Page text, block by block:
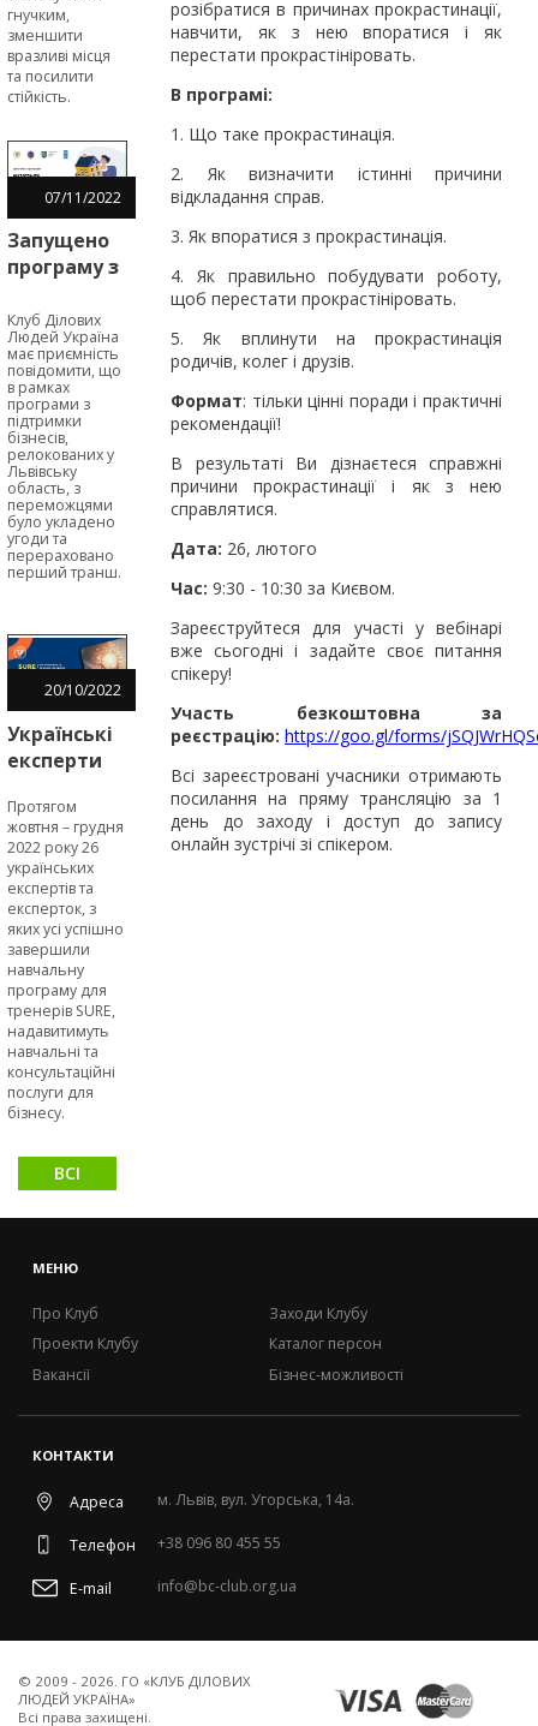
гнучким,
зменшити
вразливі місця
та посилити
стійкість.
07/11/2022
Запущено
програму з
мікрогрантів
для
бізнесів,
релокованих
у Львівську
область
Клуб Ділових
Людей Україна
має приємність
повідомити, що
в рамках
програми з
підтримки
бізнесів,
релокованих у
Львівську
область, з
переможцями
було укладено
угоди та
перераховано
перший транш.
20/10/2022
Українські
експерти
допомогою
інструментів
програми
SURE
сприятимуть
МСБ
ставати
сталими та
стійкими
Протягом
жовтня – грудня
2022 року 26
українських
експертів та
експерток, з
яких усі успішно
завершили
навчальну
програму для
тренерів SURE,
надавитимуть
навчальні та
консультаційні
послуги для
бізнесу.
ВСІ
розібратися в причинах прокрастинації,
навчити, як з нею впоратися і як
перестати прокрастініровать.
В програмі:
1. Що таке прокрастинація.
2. Як визначити істинні причини
відкладання справ.
3. Як впоратися з прокрастинація.
4. Як правильно побудувати роботу,
щоб перестати прокрастініровать.
5. Як вплинути на прокрастинація
родичів, колег і друзів.
Формат: тільки цінні поради і практичні
рекомендації!
В результаті Ви дізнаєтеся справжні
причини прокрастинації і як з нею
справлятися.
Дата: 26, лютого
Час: 9:30 - 10:30 за Києвом.
Зареєструйтеся для участі у вебінарі
вже сьогодні і задайте своє питання
спікеру!
Участь безкоштовна за
реєстрацію: https://goo.gl/forms/
Всі зареєстровані учасники отримають
посилання на пряму трансляцію за 1
день до заходу і доступ до запису
онлайн зустрічі зі спікером.
МЕНЮ
Про Клуб
Проекти Клубу
Вакансії
Заходи Клубу
Каталог персон
Бізнес-можливості
КОНТАКТИ
Адреса м. Львів, вул. Угорська, 14а.
Телефон +38 096 80 455 55
E-mail info@bc-club.org.ua
© 2009 - 2026. ГО «КЛУБ ДІЛОВИХ
ЛЮДЕЙ УКРАЇНА»
Всi права захищенi.